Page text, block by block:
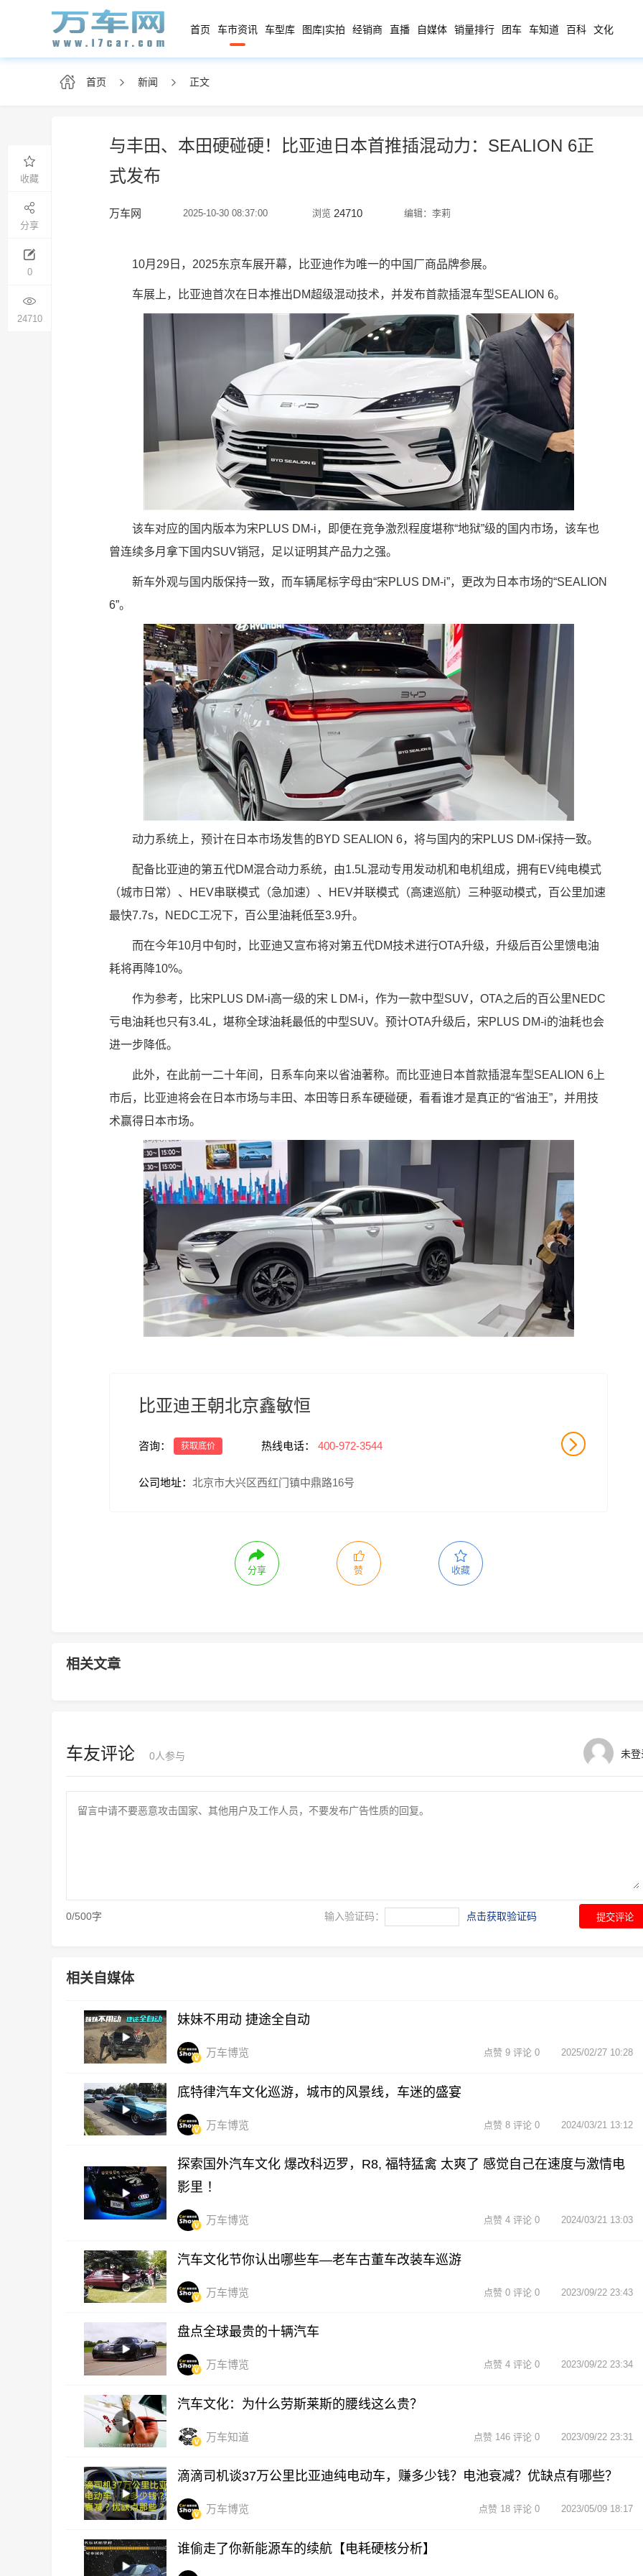
首页 车市资讯 车型库 图库|实拍 经销商 直播 自媒体 销量排行 团车 车知道 百科 文化
首页 新闻 正文
与丰田、本田硬碰硬！比亚迪日本首推插混动力：SEALION 6正
式发布
万车网 2025-10-30 08:37:00 浏览 24710 编辑：李莉
收藏
分享
0
24710
10月29日，2025东京车展开幕，比亚迪作为唯一的中国厂商品牌参展。
车展上，比亚迪首次在日本推出DM超级混动技术，并发布首款插混车型SEALION 6。
该车对应的国内版本为宋PLUS DM-i，即便在竞争激烈程度堪称“地狱”级的国内市场，该车也
曾连续多月拿下国内SUV销冠，足以证明其产品力之强。
新车外观与国内版保持一致，而车辆尾标字母由“宋PLUS DM-i”，更改为日本市场的“SEALION
6”。
动力系统上，预计在日本市场发售的BYD SEALION 6，将与国内的宋PLUS DM-i保持一致。
配备比亚迪的第五代DM混合动力系统，由1.5L混动专用发动机和电机组成，拥有EV纯电模式
（城市日常）、HEV串联模式（急加速）、HEV并联模式（高速巡航）三种驱动模式，百公里加速
最快7.7s，NEDC工况下，百公里油耗低至3.9升。
而在今年10月中旬时，比亚迪又宣布将对第五代DM技术进行OTA升级，升级后百公里馈电油
耗将再降10%。
作为参考，比宋PLUS DM-i高一级的宋 L DM-i，作为一款中型SUV，OTA之后的百公里NEDC
亏电油耗也只有3.4L，堪称全球油耗最低的中型SUV。预计OTA升级后，宋PLUS DM-i的油耗也会
进一步降低。
此外，在此前一二十年间，日系车向来以省油著称。而比亚迪日本首款插混车型SEALION 6上
市后，比亚迪将会在日本市场与丰田、本田等日系车硬碰硬，看看谁才是真正的“省油王”，并用技
术赢得日本市场。
比亚迪王朝北京鑫敏恒
咨询： 获取底价 热线电话： 400-972-3544
公司地址： 北京市大兴区西红门镇中鼎路16号
分享 赞 收藏
相关文章
未登
车友评论 0人参与
0/500字 输入验证码： 点击获取验证码 提交评论
相关自媒体
妹妹不用动 捷途全自动
万车博览 2025/02/27 10:28
点赞 9 评论 0
底特律汽车文化巡游，城市的风景线，车迷的盛宴
万车博览 2024/03/21 13:12
点赞 8 评论 0
探索国外汽车文化 爆改科迈罗，R8, 福特猛禽 太爽了 感觉自己在速度与激情电
影里 ！
万车博览 2024/03/21 13:03
点赞 4 评论 0
汽车文化节你认出哪些车—老车古董车改装车巡游
万车博览 2023/09/22 23:43
点赞 0 评论 0
盘点全球最贵的十辆汽车
万车博览 2023/09/22 23:34
点赞 4 评论 0
汽车文化：为什么劳斯莱斯的腰线这么贵？
万车知道 2023/09/22 23:31
点赞 146 评论 0
滴滴司机谈37万公里比亚迪纯电动车，赚多少钱？电池衰减？优缺点有哪些？
万车博览 2023/05/09 18:17
点赞 18 评论 0
谁偷走了你新能源车的续航【电耗硬核分析】